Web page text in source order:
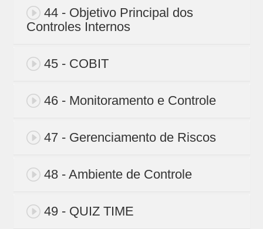
44 - Objetivo Principal dos
Controles Internos
45 - COBIT
46 - Monitoramento e Controle
47 - Gerenciamento de Riscos
48 - Ambiente de Controle
49 - QUIZ TIME